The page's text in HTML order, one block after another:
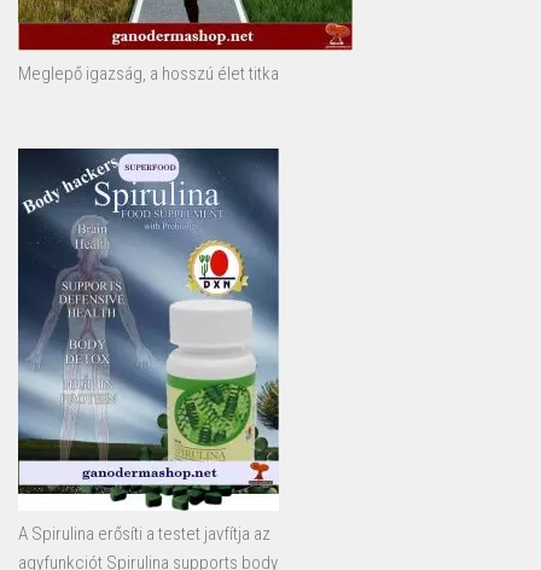
Meglepő igazság, a hosszú élet titka
A Spirulina erősíti a testet javfítja az
agyfunkciót Spirulina supports body